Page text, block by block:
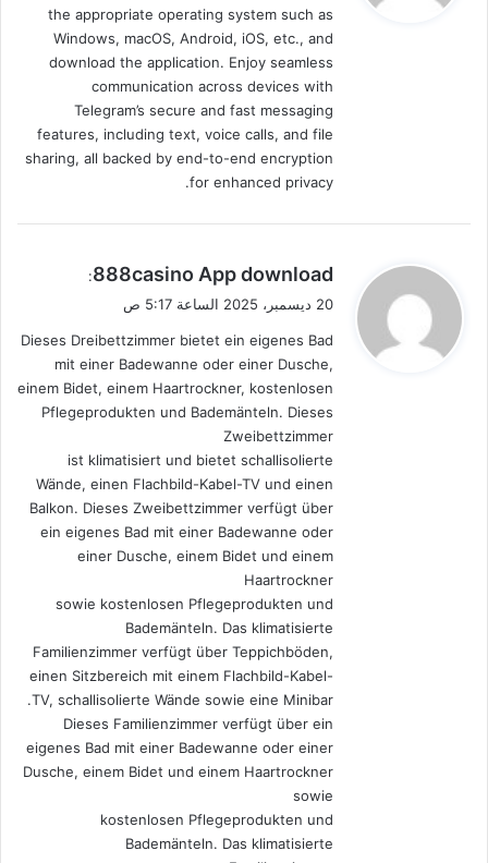
the appropriate operating system such as
Windows, macOS, Android, iOS, etc., and
download the application. Enjoy seamless
communication across devices with
Telegram’s secure and fast messaging
features, including text, voice calls, and file
sharing, all backed by end-to-end encryption
for enhanced privacy.
ي
ق
ل
888casino App download
:
20 ديسمبر، 2025 الساعة 5:17 ص
Dieses Dreibettzimmer bietet ein eigenes Bad
mit einer Badewanne oder einer Dusche,
einem Bidet, einem Haartrockner, kostenlosen
Pflegeprodukten und Bademänteln. Dieses
Zweibettzimmer
ist klimatisiert und bietet schallisolierte
Wände, einen Flachbild-Kabel-TV und einen
Balkon. Dieses Zweibettzimmer verfügt über
ein eigenes Bad mit einer Badewanne oder
einer Dusche, einem Bidet und einem
Haartrockner
sowie kostenlosen Pflegeprodukten und
Bademänteln. Das klimatisierte
Familienzimmer verfügt über Teppichböden,
einen Sitzbereich mit einem Flachbild-Kabel-
TV, schallisolierte Wände sowie eine Minibar.
Dieses Familienzimmer verfügt über ein
eigenes Bad mit einer Badewanne oder einer
Dusche, einem Bidet und einem Haartrockner
sowie
kostenlosen Pflegeprodukten und
Bademänteln. Das klimatisierte